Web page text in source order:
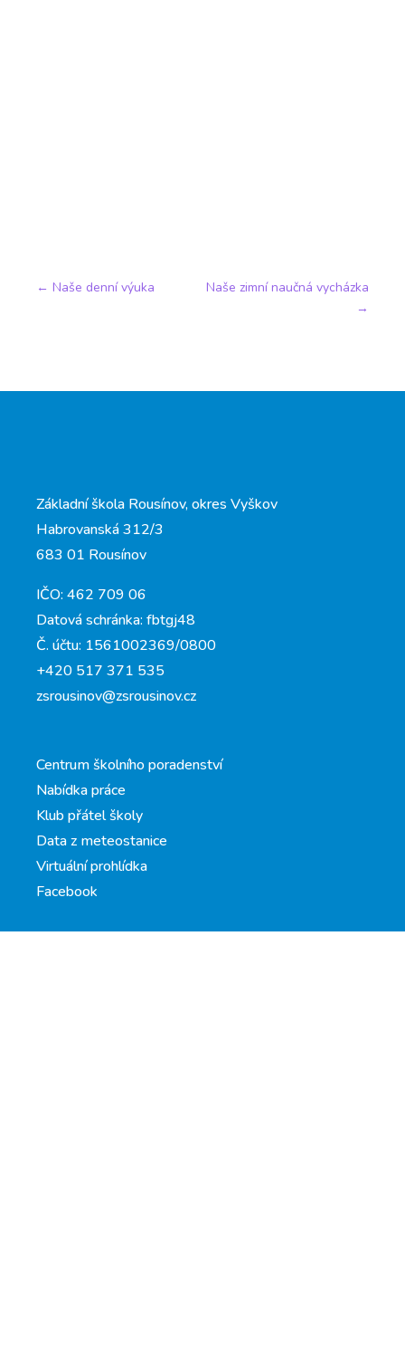
← Naše denní výuka
Naše zimní naučná vycházka
→
Základní škola Rousínov, okres Vyškov
Habrovanská 312/3
683 01 Rousínov
IČO: 462 709 06
Datová schránka: fbtgj48
Č. účtu: 1561002369/0800
+420 517 371 535
zsrousinov@zsrousinov.cz
Centrum školního poradenství
Nabídka práce
Klub přátel školy
Data z meteostanice
Virtuální prohlídka
Facebook